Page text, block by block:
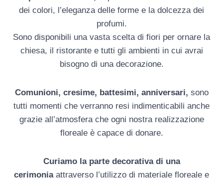
dei colori, l’eleganza delle forme e la dolcezza dei
profumi.
Sono disponibili una vasta scelta di fiori per ornare la
chiesa, il ristorante e tutti gli ambienti in cui avrai
bisogno di una decorazione.
Comunioni, cresime, battesimi, anniversari, sono
tutti momenti che verranno resi indimenticabili anche
grazie all’atmosfera che ogni nostra realizzazione
floreale è capace di donare.
Curiamo la parte decorativa di una
cerimonia attraverso l’utilizzo di materiale floreale e